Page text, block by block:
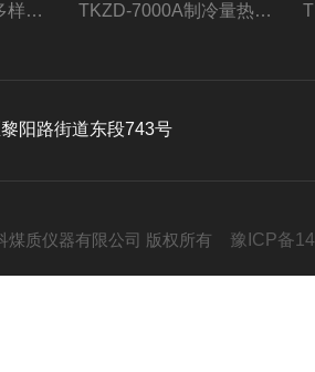
TKDLY-8000微机多样测硫仪自动定硫仪化验室硫含量测定 TKZD-7000A制冷量热仪自动升降热值仪煤质检测
阳路街道东段743号
煤质仪器有限公司 版权所有 豫ICP备